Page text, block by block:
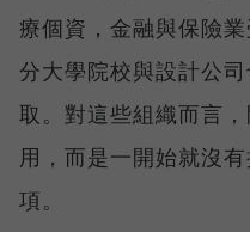
療個資，金融與保險
分大學院校與設計公
取。對這些組織而言
用，而是一開始就沒
項。